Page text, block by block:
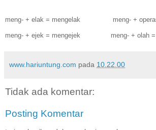
meng- + elak = mengelak meng- + operasi
meng- + ejek = mengejek meng- +
www.hariuntung.com pada 10.22.00
Tidak ada komentar:
Posting Komentar